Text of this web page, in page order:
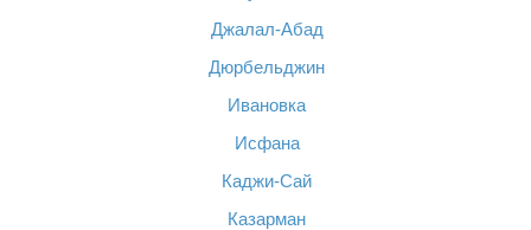
Джалал-Абад
Дюрбельджин
Ивановка
Исфана
Каджи-Сай
Казарман